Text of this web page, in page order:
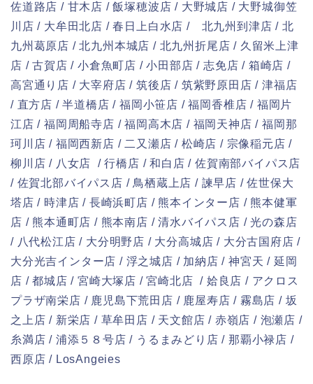
佐道路店 / 甘木店 / 飯塚穂波店 / 大野城店 / 大野城御笠
川店 / 大牟田北店 / 春日上白水店 / 北九州到津店 / 北
九州葛原店 / 北九州本城店 / 北九州折尾店 / 久留米上津
店 / 古賀店 / 小倉魚町店 / 小田部店 / 志免店 / 箱崎店 /
高宮通り店 / 大宰府店 / 筑後店 / 筑紫野原田店 / 津福店
/ 直方店 / 半道橋店 / 福岡小笹店 / 福岡香椎店 / 福岡片
江店 / 福岡周船寺店 / 福岡高木店 / 福岡天神店 / 福岡那
珂川店 / 福岡西新店 / 二又瀬店 / 松崎店 / 宗像稲元店 /
柳川店 / 八女店 / 行橋店 / 和白店 / 佐賀南部バイパス店
/ 佐賀北部バイパス店 / 鳥栖蔵上店 / 諫早店 / 佐世保大
塔店 / 時津店 / 長崎浜町店 / 熊本インター店 / 熊本健軍
店 / 熊本通町店 / 熊本南店 / 清水バイパス店 / 光の森店
/ 八代松江店 / 大分明野店 / 大分高城店 / 大分古国府店 /
大分光吉インター店 / 浮之城店 / 加納店 / 神宮天 / 延岡
店 / 都城店 / 宮崎大塚店 / 宮崎北店 / 姶良店 / アクロス
プラザ南栄店 / 鹿児島下荒田店 / 鹿屋寿店 / 霧島店 / 坂
之上店 / 新栄店 / 草牟田店 / 天文館店 / 赤嶺店 / 泡瀬店 /
糸満店 / 浦添５８号店 / うるまみどり店 / 那覇小禄店 /
西原店 / LosAngeies